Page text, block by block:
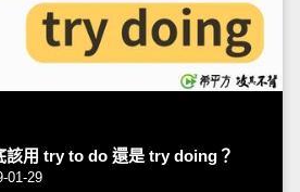
該用 try to do 還是 try doing？
01-29